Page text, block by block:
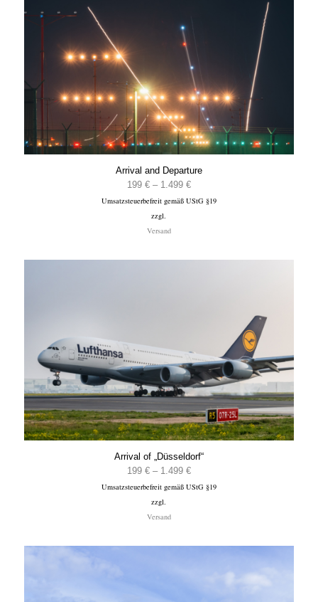
Arrival and Departure
199 € – 1.499 €Preisspanne:
199 €
Umsatzsteuerbefreit gemäß UStG §19
zzgl.
Versand
Arrival of „Düsseldorf“
199 € – 1.499 €Preisspanne:
199 €
Umsatzsteuerbefreit gemäß UStG §19
zzgl.
Versand